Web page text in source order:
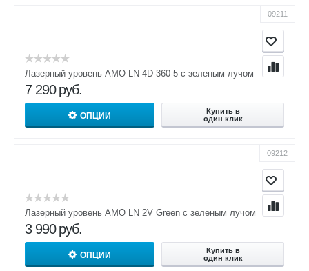
09211
Лазерный уровень AMO LN 4D-360-5 с зеленым лучом
7 290 руб.
ОПЦИИ
Купить в
один клик
09212
Лазерный уровень AMO LN 2V Green с зеленым лучом
3 990 руб.
ОПЦИИ
Купить в
один клик